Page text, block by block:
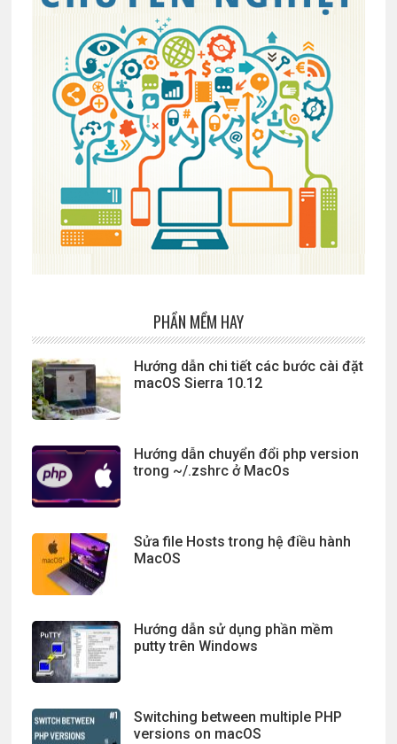
PHẦN MỀM HAY
Hướng dẫn chi tiết các bước cài đặt
macOS Sierra 10.12
Hướng dẫn chuyển đổi php version
trong ~/.zshrc ở MacOs
Sửa file Hosts trong hệ điều hành
MacOS
Hướng dẫn sử dụng phần mềm
putty trên Windows
Switching between multiple PHP
versions on macOS